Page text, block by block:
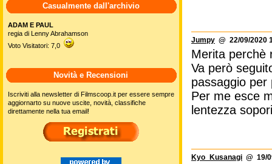
Jumpy @ 22/09/2020
Merita perchè
Va però
passaggio
Per me esce
lentezza
Kyo_Kusanagi @ 19/
Casualmente dall'archivio
ADAM E PAUL
regia di Lenny Abrahamson
Voto Visitatori: 7,0
Novità e Recensioni
Iscriviti alla newsletter di Filmscoop.it per essere sempre
aggiornarto su nuove uscite, novità, classifiche
direttamente nella tua email!